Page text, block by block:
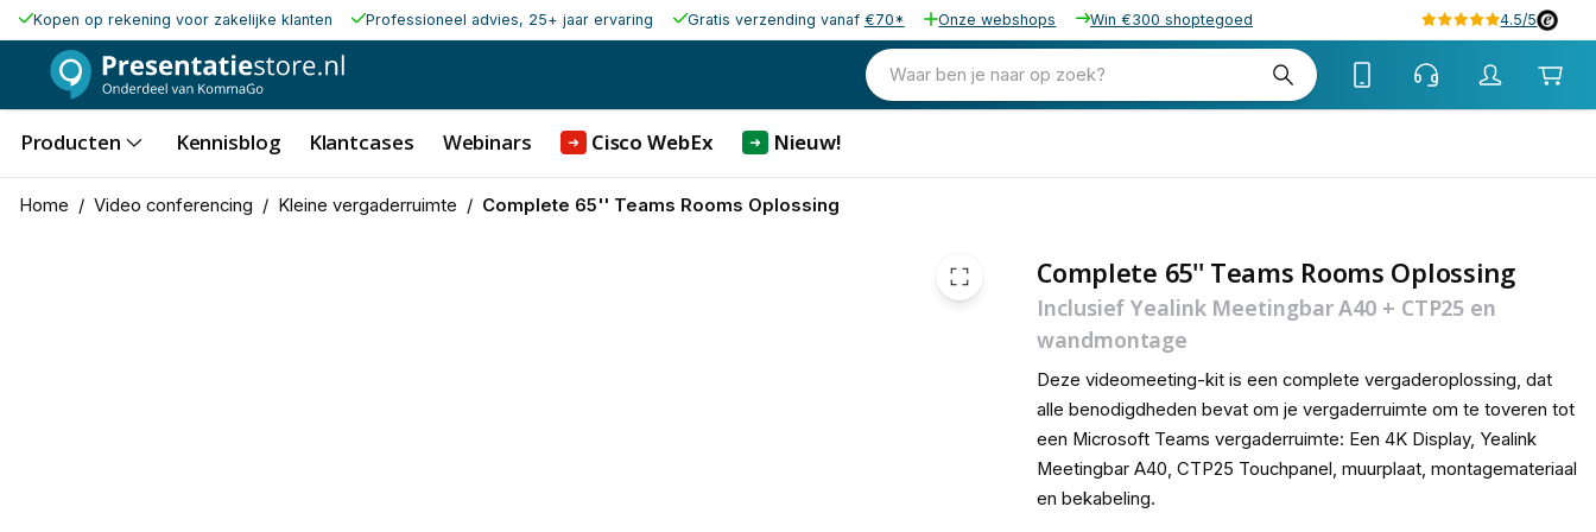
Kopen op rekening voor zakelijke klanten Professioneel advies, 25+ jaar ervaring Gratis verzending vanaf €70* Onze webshops Win €300 shoptegoed 4.5/5
Waar ben je naar op zoek?
Producten Kennisblog Klantcases Webinars ➜ Cisco WebEx ➜ Nieuw!
Home / Video conferencing / Kleine vergaderruimte / Complete 65'' Teams Rooms Oplossing
Complete 65'' Teams Rooms Oplossing
Inclusief Yealink Meetingbar A40 + CTP25 en
wandmontage
Deze videomeeting-kit is een complete vergaderoplossing, dat
alle benodigdheden bevat om je vergaderruimte om te toveren tot
een Microsoft Teams vergaderruimte: Een 4K Display, Yealink
Meetingbar A40, CTP25 Touchpanel, muurplaat, montagemateriaal
en bekabeling.
2.667,00 excl. btw
3.227,07 incl. btw